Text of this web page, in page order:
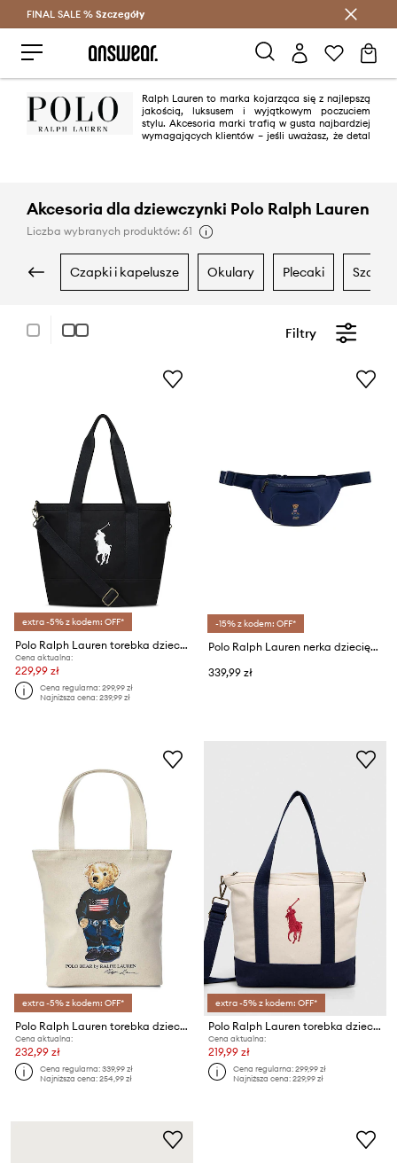
Oszczędzaj z Answear Club >
FINAL SALE % Szczegóły
Ralph Lauren to marka kojarząca się z najlepszą
jakością, luksusem i wyjątkowym poczuciem
stylu. Akcesoria marki trafią w gusta najbardziej
wymagających klientów – jeśli uważasz, że detal
Akcesoria dla dziewczynki Polo Ralph Lauren
Liczba wybranych produktów: 61
czapki i kapelusze okulary plecaki szaliki
Filtry
extra -5% z kodem: OFF*
Polo Ralph Lauren torebka dziecięca
Cena aktualna:
229,99 zł
Cena regularna:299,99 zł
Najniższa cena:239,99 zł
-15% z kodem: OFF*
Polo Ralph Lauren nerka dziecięca
339,99 zł
extra -5% z kodem: OFF*
Polo Ralph Lauren torebka dziecięca
Cena aktualna:
232,99 zł
Cena regularna:339,99 zł
Najniższa cena:254,99 zł
extra -5% z kodem: OFF*
Polo Ralph Lauren torebka dziecięca
Cena aktualna:
219,99 zł
Cena regularna:299,99 zł
Najniższa cena:229,99 zł